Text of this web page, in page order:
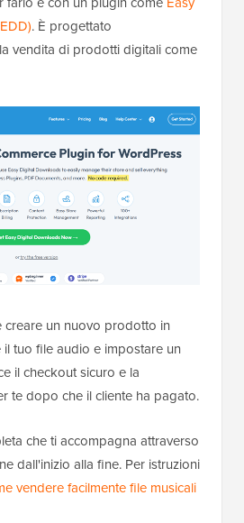
. È progettato
vendita di prodotti digitali come
creare un nuovo prodotto in
il tuo file audio e impostare un
il checkout sicuro e la
te dopo che il cliente ha pagato.
che ti accompagna attraverso
dall'inizio alla fine. Per istruzioni
vendere facilmente file musicali